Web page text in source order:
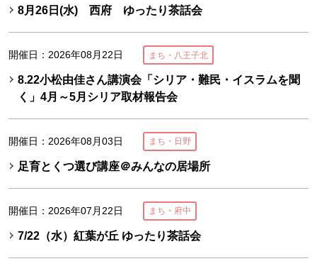
8月26日(水) 西府 ゆったり茶話会
開催日：2026年08月22日 まち・八王子北
8.22小松由佳さん講演会「シリア・難民・イスラムを聞
く」4月～5月シリア取材報告会
開催日：2026年08月03日 まち・日野
足育とくつ選び講座＠みんなの居場所
開催日：2026年07月22日 まち・府中
7/22（水）紅葉が丘 ゆったり茶話会